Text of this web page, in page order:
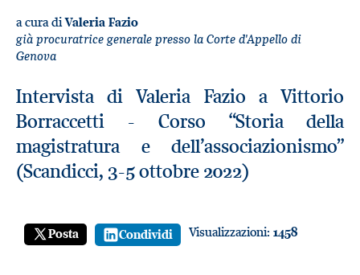
a cura diValeria Fazio
già procuratrice generale presso la Corte d'Appello di
Genova
Intervista di Valeria Fazio a Vittorio
Borraccetti - Corso “Storia della
magistratura e dell’associazionismo”
(Scandicci, 3-5 ottobre 2022)
Posta Condividi Visualizzazioni: 1458